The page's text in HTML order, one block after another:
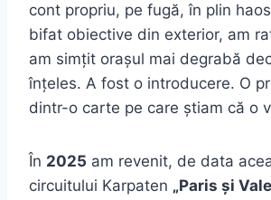
cont propriu, pe fugă, în plin
bifat obiective din exterior, am
am simțit orașul mai degrabă
înțeles. A fost o introducere. O
dintr-o carte pe care știam că o
În 2025 am revenit, de data
circuitului Karpaten „Paris și